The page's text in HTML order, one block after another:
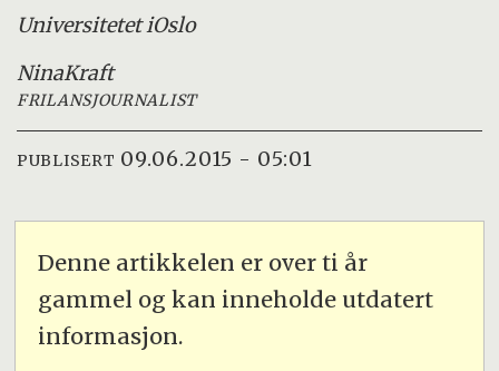
Universitetet iOslo
NinaKraft
FRILANSJOURNALIST
PUBLISERT 09.06.2015 - 05:01
Denne artikkelen er over ti år
gammel og kan inneholde utdatert
informasjon.